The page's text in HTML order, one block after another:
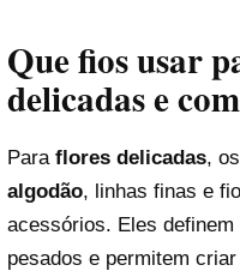
Que fios usar
delicadas e
Para flores delicadas,
algodão, linhas finas e
acessórios. Eles
pesados e permitem